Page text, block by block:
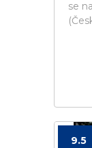
se
9.5